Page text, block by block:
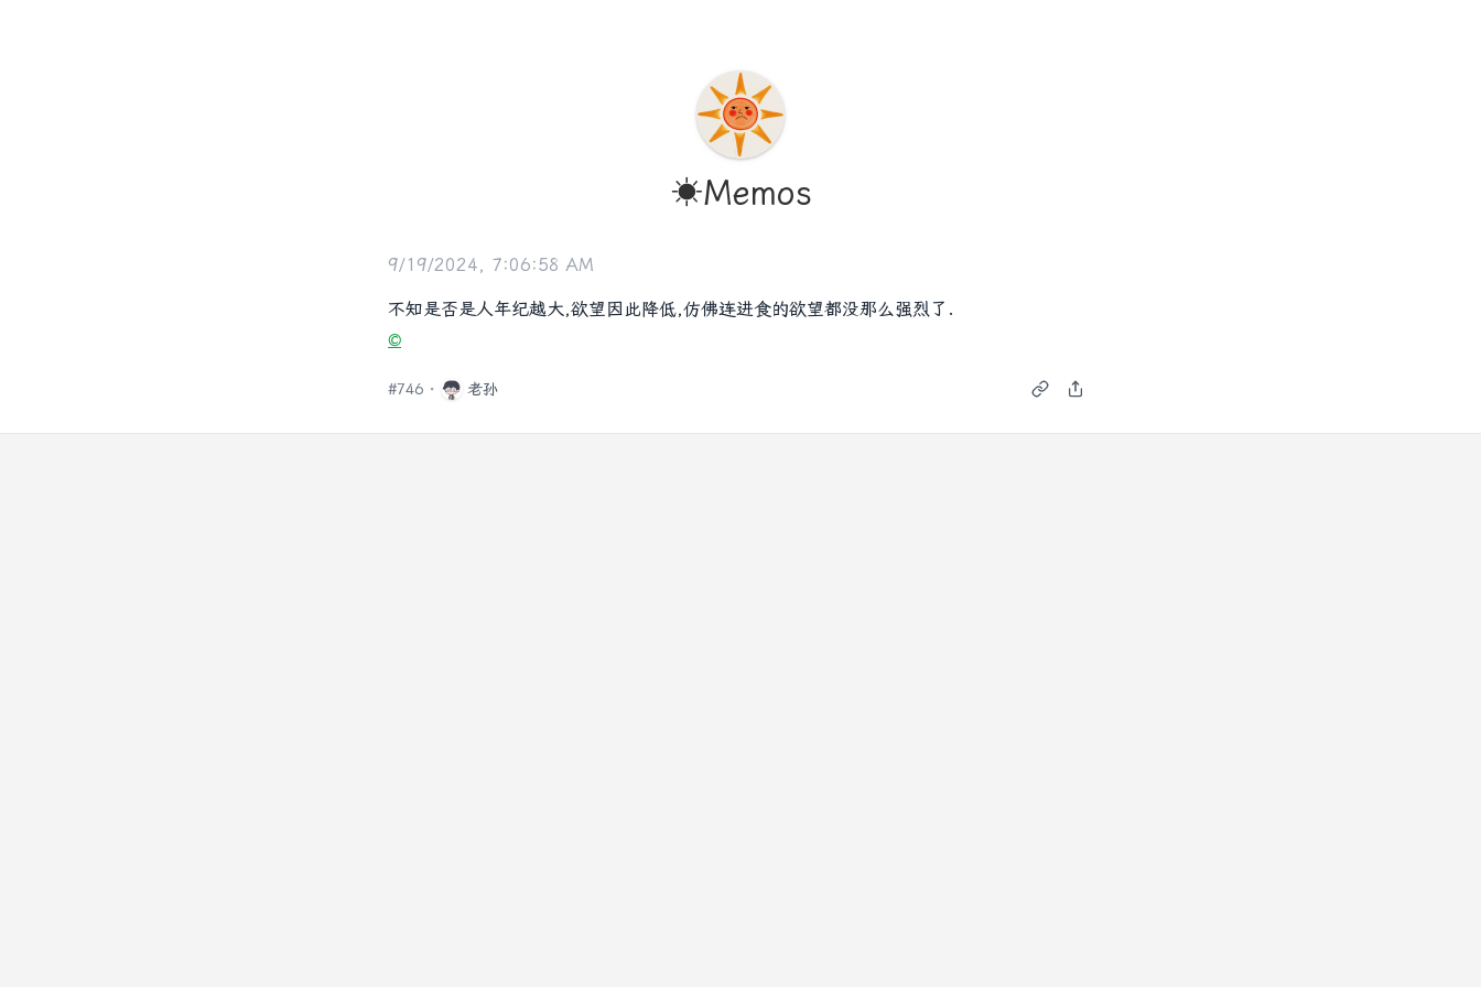
☀️Memos
9/19/2024, 7:06:58 AM
不知是否是人年纪越大,欲望因此降低,仿佛连进食的欲望都没那么强烈了.
©️
#746 老孙